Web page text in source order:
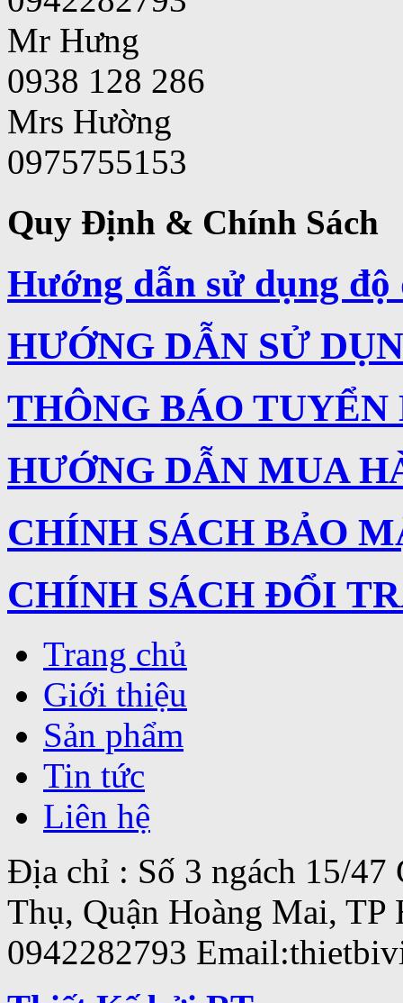
Mr Hưng
0938 128 286
Mrs Hường
0975755153
Quy Định & Chính Sách
Hướng dẫn sử dụng
HƯỚNG DẪN SỬ
THÔNG BÁO TUYỂN
HƯỚNG DẪN MUA
CHÍNH SÁCH BẢO
CHÍNH SÁCH ĐỔI
Trang chủ
Giới thiệu
Sản phẩm
Tin tức
Liên hệ
Địa chỉ : Số 3 ngách 15/47
Thụ, Quận Hoàng Mai, TP
0942282793